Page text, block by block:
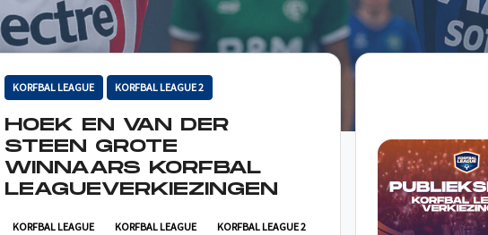
KORFBAL LEAGUE KORFBAL LEAGUE 2
HOEK EN VAN DER
STEEN GROTE
WINNAARS KORFBAL
LEAGUEVERKIEZINGEN
KORFBAL LEAGUE KORFBAL LEAGUE KORFBAL LEAGUE 2